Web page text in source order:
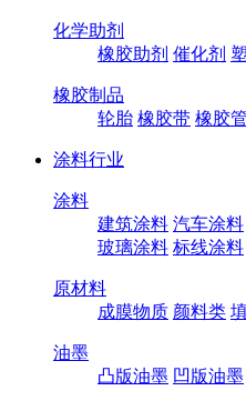
化学助剂
橡胶助剂 催化剂
橡胶制品
轮胎 橡胶带 橡胶管
涂料行业
涂料
建筑涂料 汽车涂料
玻璃涂料 标线涂料
原材料
成膜物质 颜料类
油墨
凸版油墨 凹版油墨